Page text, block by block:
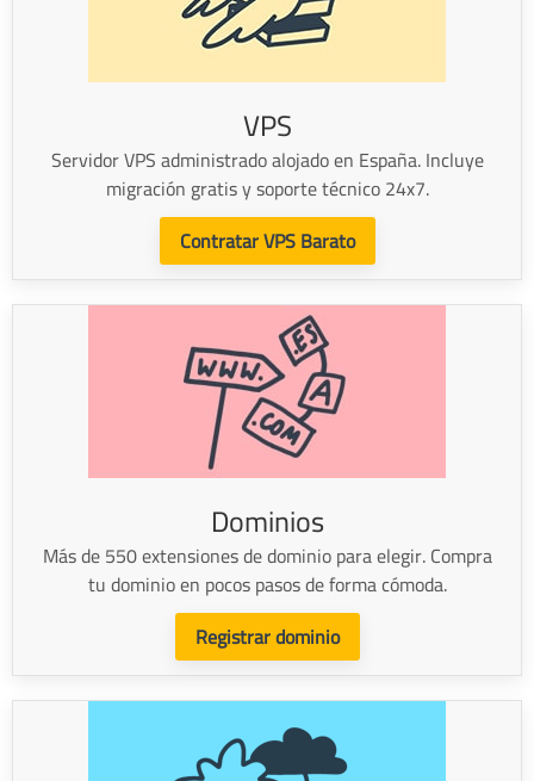
VPS
Servidor VPS administrado alojado en España. Incluye
migración gratis y soporte técnico 24x7.
Contratar VPS Barato
Dominios
Más de 550 extensiones de dominio para elegir. Compra
tu dominio en pocos pasos de forma cómoda.
Registrar dominio